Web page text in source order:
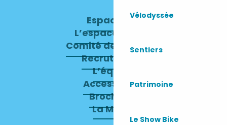
Vélodyssée
Sentiers
Patrimoine
Le Show Bike
Espace pro
L’espace presse
Comité de direction
Recrutement
L’équipe
Accessibilité
Brochures
La Mairie